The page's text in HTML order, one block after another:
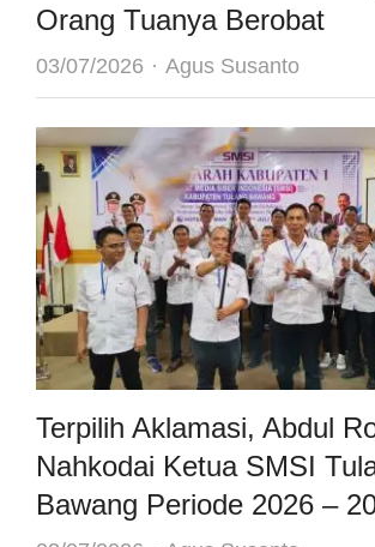
Orang Tuanya Berobat
03/07/2026 Author
Agus Susanto
Terpilih Aklamasi, Abdul
Nahkodai Ketua SMSI
Bawang Periode 2026 –